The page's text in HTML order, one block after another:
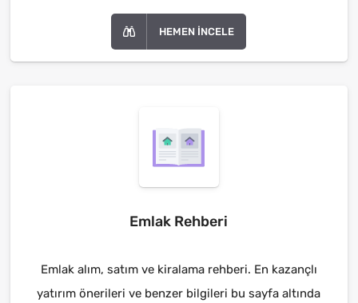
HEMEN İNCELE
Emlak Rehberi
Emlak alım, satım ve kiralama rehberi. En kazançlı
yatırım önerileri ve benzer bilgileri bu sayfa altında